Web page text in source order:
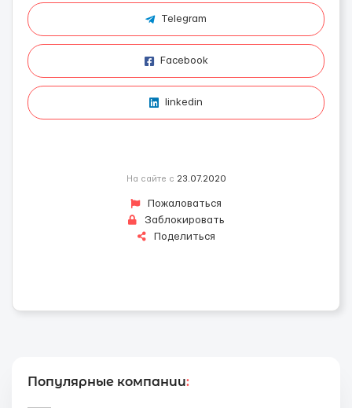
Telegram
Facebook
linkedin
На сайте с 23.07.2020
Пожаловаться
Заблокировать
Поделиться
Популярные компании: